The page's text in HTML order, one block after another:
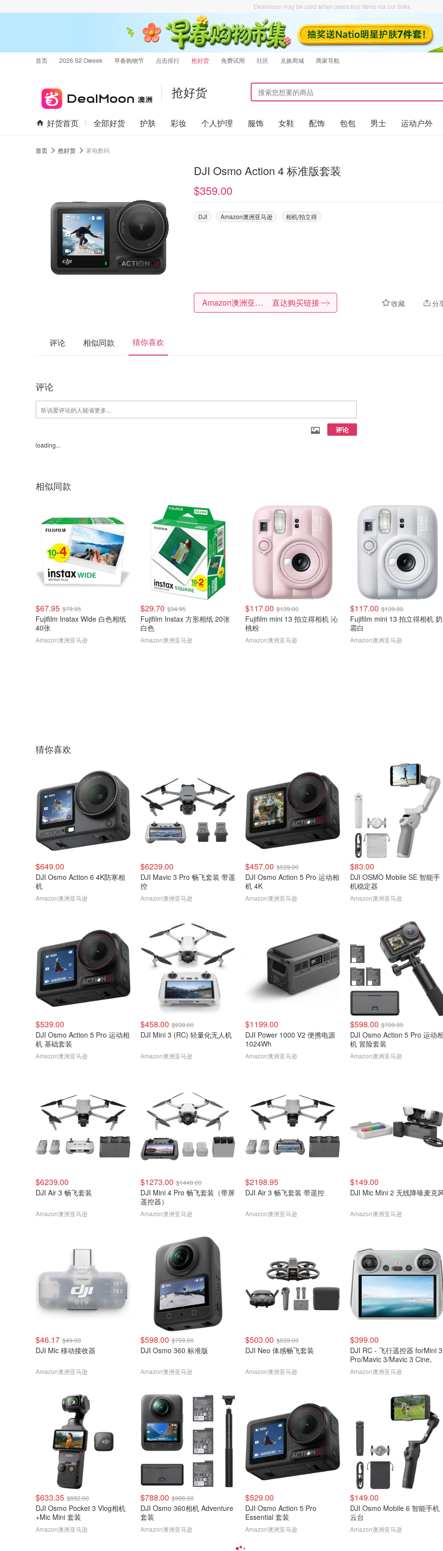
Dealmoon may be paid when users buy items via our links.
首页 2026 S2 Oweek 早春购物节 点击排行 抢好货 免费试用 社区 兑换商城 商家导航
抢好货
好货首页 全部好货 护肤 彩妆 个人护理 服饰 女鞋 配饰 包包 男士 运动户外
首页 抢好货 家电数码
DJI Osmo Action 4 标准版套装
$359.00
DJI Amazon澳洲亚马逊 相机/拍立得
收藏 分
Amazon澳洲亚马逊 直达购买链接
评论 相似同款 猜你喜欢
评论
评论
loading...
相似同款
$67.95 $79.95
Fujifilm Instax Wide 白色相纸
40张
Amazon澳洲亚马逊
$29.70 $34.95
Fujifilm Instax 方形相纸 20张
白色
Amazon澳洲亚马逊
$117.00 $139.00
Fujifilm mini 13 拍立得相机 沁
桃粉
Amazon澳洲亚马逊
$117.00 $139.00
Fujifilm mini 13 拍立得相机 奶
霜白
Amazon澳洲亚马逊
猜你喜欢
$649.00
DJI Osmo Action 6 4K防寒相
机
Amazon澳洲亚马逊
$6239.00
DJI Mavic 3 Pro 畅飞套装 带遥
控
Amazon澳洲亚马逊
$457.00 $539.00
DJI Osmo Action 5 Pro 运动相
机 4K
Amazon澳洲亚马逊
$83.00
DJI OSMO Mobile SE 智能手
机稳定器
Amazon澳洲亚马逊
$539.00
DJI Osmo Action 5 Pro 运动相
机 基础套装
Amazon澳洲亚马逊
$458.00 $939.00
DJI Mini 3 (RC) 轻量化无人机
Amazon澳洲亚马逊
$1199.00
DJI Power 1000 V2 便携电源
1024Wh
Amazon澳洲亚马逊
$598.00 $709.00
DJI Osmo Action 5 Pro 运动
机 冒险套装
Amazon澳洲亚马逊
$6239.00
DJI Air 3 畅飞套装
Amazon澳洲亚马逊
$1273.00 $1449.00
DJI Mini 4 Pro 畅飞套装（带屏
遥控器）
Amazon澳洲亚马逊
$2198.95
DJI Air 3 畅飞套装 带遥控
Amazon澳洲亚马逊
$149.00
DJI Mic Mini 2 无线降噪麦克
Amazon澳洲亚马逊
$46.17 $49.00
DJI Mic 移动接收器
Amazon澳洲亚马逊
$598.00 $759.00
DJI Osmo 360 标准版
Amazon澳洲亚马逊
$503.00 $839.00
DJI Neo 体感畅飞套装
Amazon澳洲亚马逊
$399.00
DJI RC - 飞行遥控器 forMini 3
Pro/Mavic 3/Mavic 3 Cine,
Amazon澳洲亚马逊
$633.35 $882.00
DJI Osmo Pocket 3 Vlog相机
+Mic Mini 套装
Amazon澳洲亚马逊
$788.00 $989.00
DJI Osmo 360相机 Adventure
套装
Amazon澳洲亚马逊
$529.00
DJI Osmo Action 5 Pro
Essential 套装
Amazon澳洲亚马逊
$149.00
DJI Osmo Mobile 6 智能手机
云台
Amazon澳洲亚马逊